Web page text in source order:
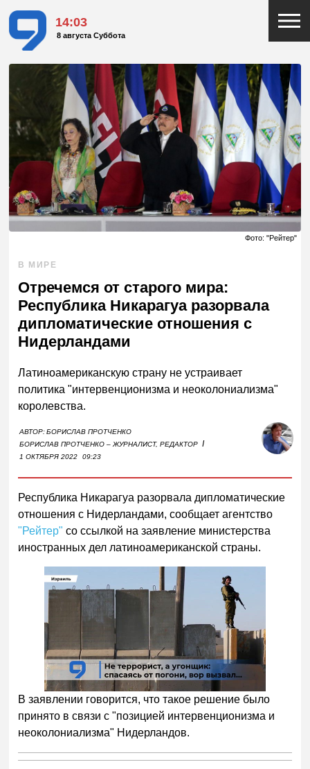
14:03
8 августа Суббота
Фото: "Рейтер"
В МИРЕ
Отречемся от старого мира:
Республика Никарагуа разорвала
дипломатические отношения с
Нидерландами
Латиноамериканскую страну не устраивает
политика "интервенционизма и неоколониализма"
королевства.
АВТОР:БОРИСЛАВ ПРОТЧЕНКО
БОРИСЛАВ ПРОТЧЕНКО – ЖУРНАЛИСТ, РЕДАКТОР I
1 ОКТЯБРЯ 2022 09:23
Республика Никарагуа разорвала дипломатические
отношения с Нидерландами, сообщает агентство
"Рейтер" со ссылкой на заявление министерства
иностранных дел латиноамериканской страны.
00:00/01:00
В заявлении говорится, что такое решение было
принято в связи с "позицией интервенционизма и
неоколониализма" Нидерландов.